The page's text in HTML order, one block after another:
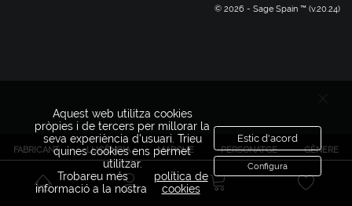
FABRICANT LLICÈNCIA MARQUE PERSONATGE GÈNERE
© 2026 - Sage Spain ™ (v.20.24)
Aquest web utilitza cookies
pròpies i de tercers per millorar la
seva experiència d'usuari. Trieu
quines cookies ens permet
utilitzar.
Trobareu més
informació a la nostra
política de
cookies
Estic d'acord
Configura